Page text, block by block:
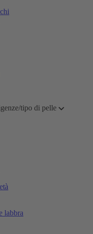
tipo di pelle
labbra